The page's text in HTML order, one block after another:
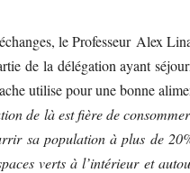
le Professeur Alex
de la délégation ayant
utilise pour une bonne
de là est fière de
sa population à plus de
verts à l’intérieur et